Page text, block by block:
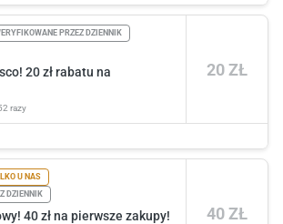
20 ZŁ
PRZEZ DZIENNIK
20 zł rabatu na
razy
40 ZŁ
U NAS
DZIENNIK
40 zł na pierwsze zakupy!